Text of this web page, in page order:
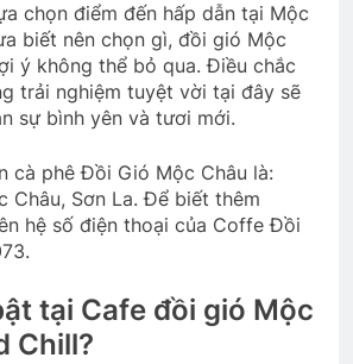
chọn điểm đến hấp dẫn tại Mộc
biết nên chọn gì, đồi gió Mộc
ý không thể bỏ qua. Điều chắc
trải nghiệm tuyệt vời tại đây sẽ
sự bình yên và tươi mới.
cà phê Đồi Gió Mộc Châu là:
Châu, Sơn La. Để biết thêm
hệ số điện thoại của Coffe Đồi
tại Cafe đồi gió Mộc
Chill?